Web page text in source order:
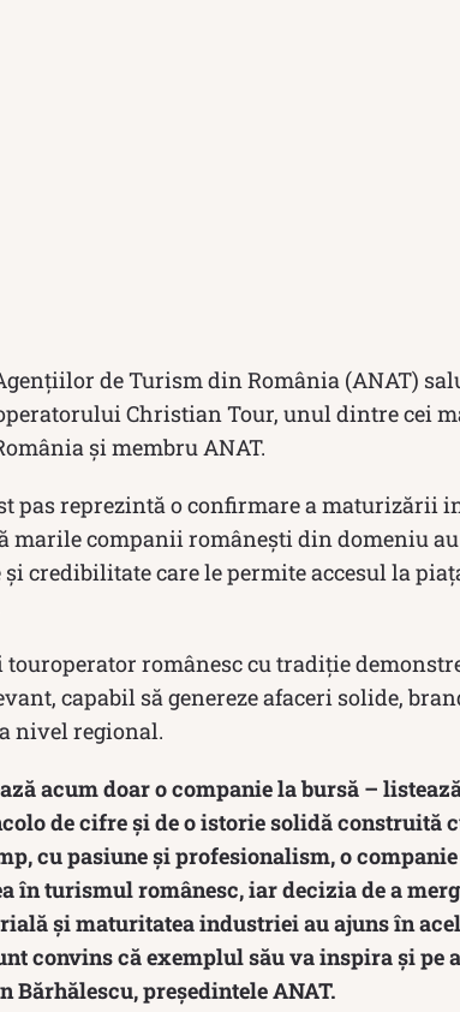
de Turism din România (ANAT)
Christian Tour, unul dintre cei
și membru ANAT.
pas reprezintă o confirmare a maturizării
marile companii românești din domeniu
credibilitate care le permite accesul la
românesc cu tradiție
capabil să genereze afaceri solide,
nivel regional.
acum doar o companie la bursă –
de cifre și de o istorie solidă construită
cu pasiune și profesionalism, o
în turismul românesc, iar decizia de a
și maturitatea industriei au ajuns în
convins că exemplul său va inspira și pe
Bărhălescu, președintele ANAT.